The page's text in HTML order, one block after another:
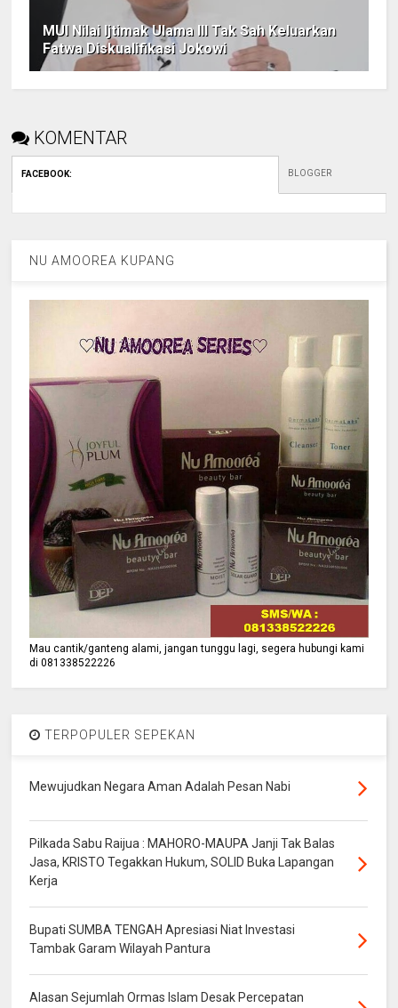
MUI Nilai Ijtimak Ulama III Tak Sah Keluarkan
Fatwa Diskualifikasi Jokowi
KOMENTAR
FACEBOOK: BLOGGER
NU AMOOREA KUPANG
Mau cantik/ganteng alami, jangan tunggu lagi, segera hubungi kami
di 081338522226
TERPOPULER SEPEKAN
Mewujudkan Negara Aman Adalah Pesan Nabi
Pilkada Sabu Raijua : MAHORO-MAUPA Janji Tak Balas
Jasa, KRISTO Tegakkan Hukum, SOLID Buka Lapangan
Kerja
Bupati SUMBA TENGAH Apresiasi Niat Investasi
Tambak Garam Wilayah Pantura
Alasan Sejumlah Ormas Islam Desak Percepatan